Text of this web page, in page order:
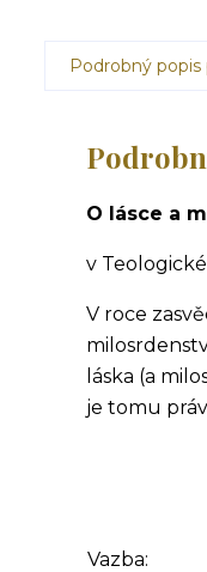
Podrobný
O lásce a
v
V roce
láska (a
je tomu
Vazba: